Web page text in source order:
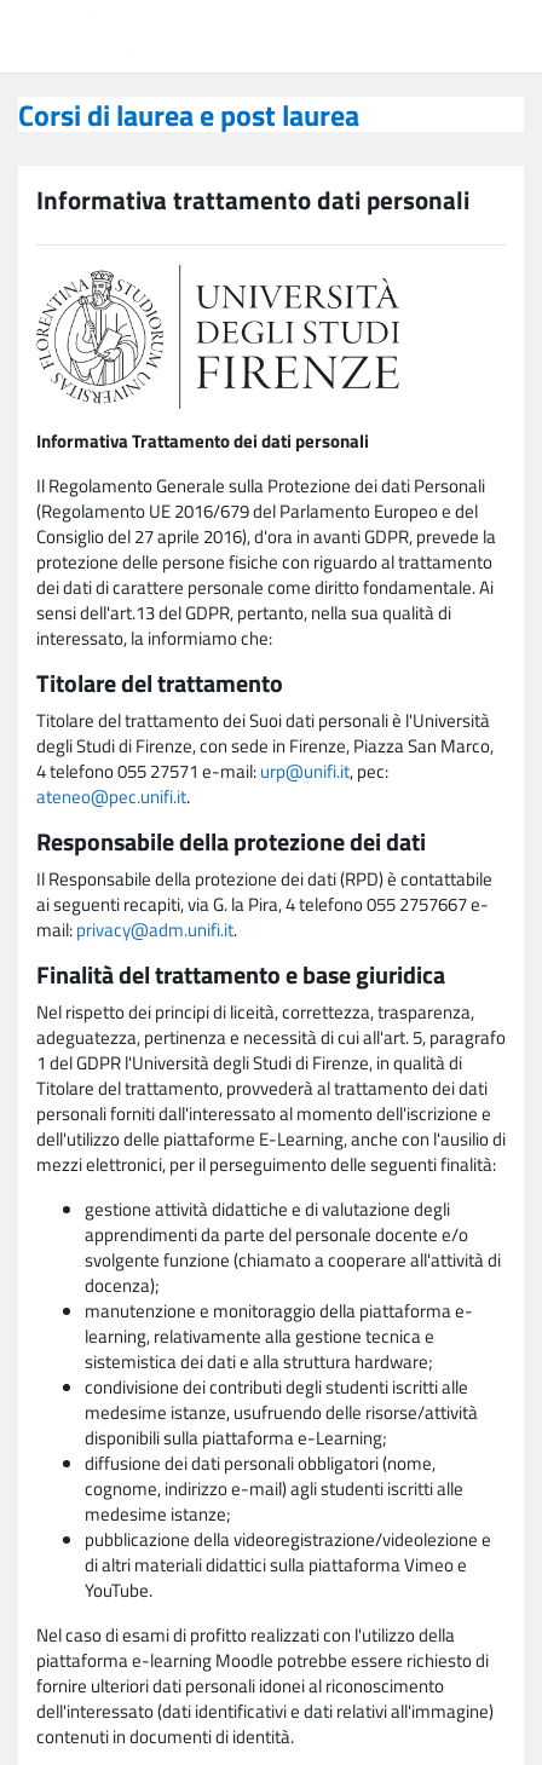
Corsi di laurea e post laurea
Informativa trattamento dati personali
Informativa Trattamento dei dati personali
Il Regolamento Generale sulla Protezione dei dati Personali
(Regolamento UE 2016/679 del Parlamento Europeo e del
Consiglio del 27 aprile 2016), d'ora in avanti GDPR, prevede la
protezione delle persone fisiche con riguardo al trattamento
dei dati di carattere personale come diritto fondamentale. Ai
sensi dell'art.13 del GDPR, pertanto, nella sua qualità di
interessato, la informiamo che:
Titolare del trattamento
Titolare del trattamento dei Suoi dati personali è l'Università
degli Studi di Firenze, con sede in Firenze, Piazza San Marco,
4 telefono 055 27571 e-mail:urp@unifi.it, pec:
ateneo@pec.unifi.it.
Responsabile della protezione dei dati
Il Responsabile della protezione dei dati (RPD) è contattabile
ai seguenti recapiti, via G. la Pira, 4 telefono 055 2757667 e-
mail:privacy@adm.unifi.it.
Finalità del trattamento e base giuridica
Nel rispetto dei principi di liceità, correttezza, trasparenza,
adeguatezza, pertinenza e necessità di cui all'art. 5, paragrafo
1 del GDPR l'Università degli Studi di Firenze, in qualità di
Titolare del trattamento, provvederà al trattamento dei dati
personali forniti dall'interessato al momento dell'iscrizione e
dell'utilizzo delle piattaforme E-Learning, anche con l'ausilio di
mezzi elettronici, per il perseguimento delle seguenti finalità:
gestione attività didattiche e di valutazione degli
apprendimenti da parte del personale docente e/o
svolgente funzione (chiamato a cooperare all'attività di
docenza);
manutenzione e monitoraggio della piattaforma e-
learning, relativamente alla gestione tecnica e
sistemistica dei dati e alla struttura hardware;
condivisione dei contributi degli studenti iscritti alle
medesime istanze, usufruendo delle risorse/attività
disponibili sulla piattaforma e-Learning;
diffusione dei dati personali obbligatori (nome,
cognome, indirizzo e-mail) agli studenti iscritti alle
medesime istanze;
pubblicazione della videoregistrazione/videolezione e
di altri materiali didattici sulla piattaforma Vimeo e
YouTube.
Nel caso di esami di profitto realizzati con l'utilizzo della
piattaforma e-learning Moodle potrebbe essere richiesto di
fornire ulteriori dati personali idonei al riconoscimento
dell'interessato (dati identificativi e dati relativi all'immagine)
contenuti in documenti di identità.